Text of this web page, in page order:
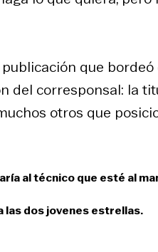
publicación que
del corresponsal: la
otros que
al técnico que esté al
las dos jovenes estrellas.